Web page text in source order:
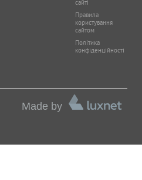
сайті
Правила
користування
сайтом
Політика
конфіденційності
Made by